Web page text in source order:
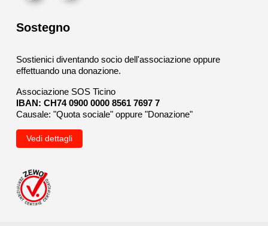
Sostegno
Sostienici diventando socio dell'associazione oppure
effettuando una donazione.
Associazione SOS Ticino
IBAN: CH74 0900 0000 8561 7697 7
Causale: "Quota sociale" oppure "Donazione"
Vedi dettagli